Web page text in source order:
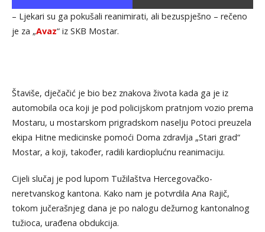
– Ljekari su ga pokušali reanimirati, ali bezuspješno – rečeno
je za „Avaz“ iz SKB Mostar.
Štaviše, dječačić je bio bez znakova života kada ga je iz
automobila oca koji je pod policijskom pratnjom vozio prema
Mostaru, u mostarskom prigradskom naselju Potoci preuzela
ekipa Hitne medicinske pomoći Doma zdravlja „Stari grad“
Mostar, a koji, također, radili kardioplućnu reanimaciju.
Cijeli slučaj je pod lupom Tužilaštva Hercegovačko-
neretvanskog kantona. Kako nam je potvrdila Ana Rajič,
tokom jučerašnjeg dana je po nalogu dežurnog kantonalnog
tužioca, urađena obdukcija.